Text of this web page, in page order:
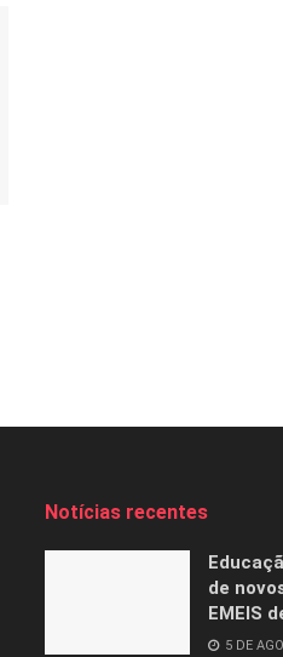
Notícias recentes
de
EMEIS
5 DE